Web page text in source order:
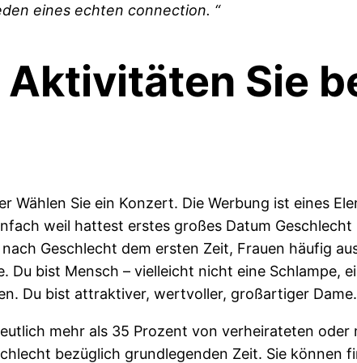
eines echten connection. “
Aktivitäten Sie
Wählen Sie ein Konzert. Die Werbung ist eines
weil hattest erstes großes Datum
Geschlecht dem ersten Zeit, Frauen häufig
Du bist Mensch – vielleicht nicht eine Schlampe,
Du bist attraktiver, wertvoller, großartiger
mehr als 35 Prozent von verheirateten oder
bezüglich grundlegenden Zeit. Sie können